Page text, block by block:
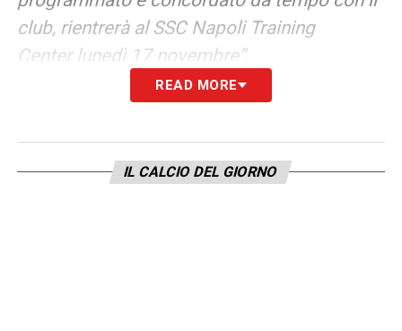
club, rientrerà al SSC Napoli Training
Center lunedì 17 novembre”.
LEGGI ANCHE –Classifica Assist Serie A
LA PLAYLIST DELLE NOSTRE TOP NEWS
READ MORE
IL CALCIO DEL GIORNO